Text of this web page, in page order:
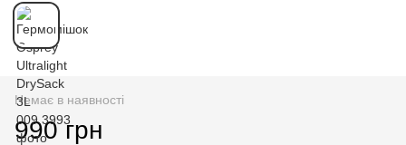
Немає в наявності
990 грн